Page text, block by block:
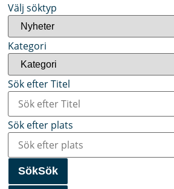
Välj söktyp
Kategori
Sök efter Titel
Sök efter plats
SökSök